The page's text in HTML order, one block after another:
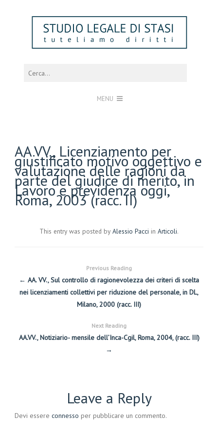
MENU
AA.VV., Licenziamento per
giustificato motivo oggettivo e
valutazione delle ragioni da
parte del giudice di merito, in
Lavoro e previdenza oggi,
Roma, 2003 (racc. II)
This entry was posted by Alessio Pacci in Articoli.
Previous Reading
← AA. VV., Sul controllo di ragionevolezza dei criteri di scelta
nei licenziamenti collettivi per riduzione del personale, in DL,
Milano, 2000 (racc. III)
Next Reading
AA.VV., Notiziario- mensile dell’Inca-Cgil, Roma, 2004, (racc. III)
→
Leave a Reply
Devi essere connesso per pubblicare un commento.